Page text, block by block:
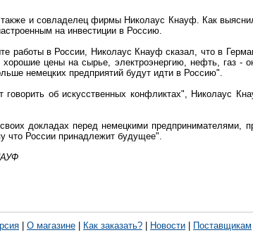
и совладелец фирмы Николаус Кнауф. Как
на инвестиции в Россию.
работы в России, Николаус Кнауф сказал, что в
цены на сырье, электроэнергию, нефть, газ -
немецких предприятий будут идти в Россию".
об искусственных конфликтах", Николаус
докладах перед немецкими предпринимателями,
что России принадлежит будущее".
О магазине Как заказать? Новости Поставщикам